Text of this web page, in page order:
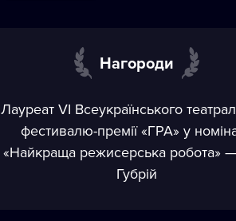
Нагороди
Лауреат VI Всеукраїнського
фестивалю-премії «ГРА» у
«Найкраща режисерська робота»
Губрій